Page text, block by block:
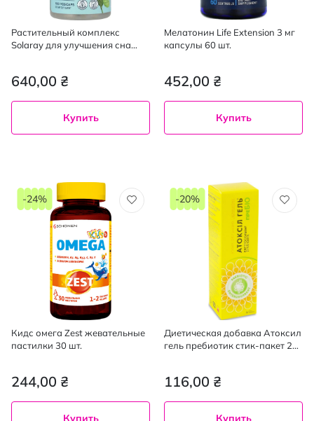
Растительный комплекс
Solaray для улучшения сна
640,00 ₴
Купить
Мелатонин Life Extension 3 мг
капсулы 60 шт.
452,00 ₴
Купить
Кидс омега Zest жевательные
пастилки 30 шт.
244,00 ₴
-24%
Купить
Диетическая добавка Атоксил
гель пребиотик стик-пакет 20
116,00 ₴
-20%
Купить